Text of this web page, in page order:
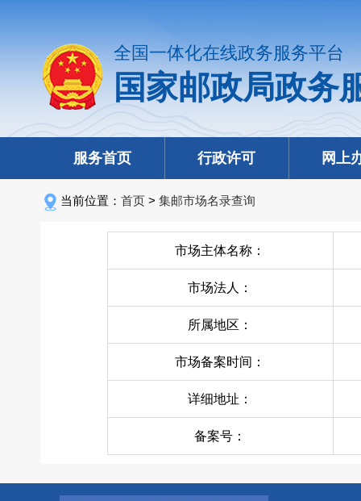
全国一体化在线政务服务平台
国家邮政局政务
服务首页 行政许可 网上
当前位置： 首页 > 集邮市场名录查询
市场主体名称：
市场法人：
所属地区：
市场备案时间：
详细地址：
备案号：